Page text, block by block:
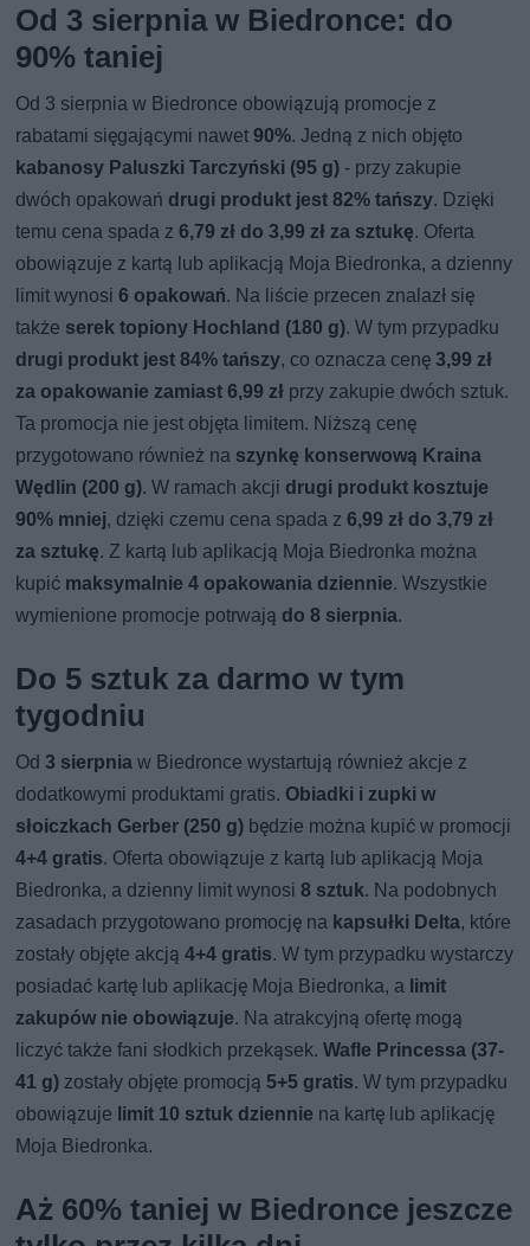
Od 3 sierpnia w Biedronce: do
90% taniej
Od 3 sierpnia w Biedronce obowiązują promocje z
rabatami sięgającymi nawet90%. Jedną z nich objęto
kabanosy Paluszki Tarczyński (95 g) - przy zakupie
dwóch opakowań drugi produkt jest 82% tańszy. Dzięki
temu cena spada z6,79 zł do 3,99 zł za sztukę. Oferta
obowiązuje z kartą lub aplikacją Moja Biedronka, a dzienny
limit wynosi6 opakowań. Na liście przecen znalazł się
także serek topiony Hochland (180 g). W tym przypadku
drugi produkt jest 84% tańszy, co oznacza cenę3,99 zł
za opakowanie zamiast 6,99 zł przy zakupie dwóch sztuk.
Ta promocja nie jest objęta limitem. Niższą cenę
przygotowano również na szynkę konserwową Kraina
Wędlin (200 g). W ramach akcji drugi produkt kosztuje
90% mniej, dzięki czemu cena spada z6,99 zł do 3,79 zł
za sztukę. Z kartą lub aplikacją Moja Biedronka można
kupić maksymalnie 4 opakowania dziennie. Wszystkie
wymienione promocje potrwają do 8 sierpnia.
Do 5 sztuk za darmo w tym
tygodniu
Od3 sierpnia w Biedronce wystartują również akcje z
dodatkowymi produktami gratis. Obiadki i zupki w
słoiczkach Gerber (250 g) będzie można kupić w promocji
4+4 gratis. Oferta obowiązuje z kartą lub aplikacją Moja
Biedronka, a dzienny limit wynosi8 sztuk. Na podobnych
zasadach przygotowano promocję na kapsułki Delta, które
zostały objęte akcją4+4 gratis. W tym przypadku wystarczy
posiadać kartę lub aplikację Moja Biedronka, a limit
zakupów nie obowiązuje. Na atrakcyjną ofertę mogą
liczyć także fani słodkich przekąsek.Wafle Princessa (37-
41 g) zostały objęte promocją 5+5 gratis. W tym przypadku
obowiązuje limit 10 sztuk dziennie na kartę lub aplikację
Moja Biedronka.
Aż 60% taniej w Biedronce jeszcze